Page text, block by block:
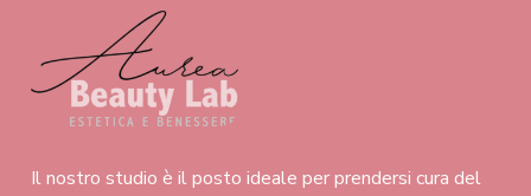
Il nostro studio è il posto ideale per prendersi cura del